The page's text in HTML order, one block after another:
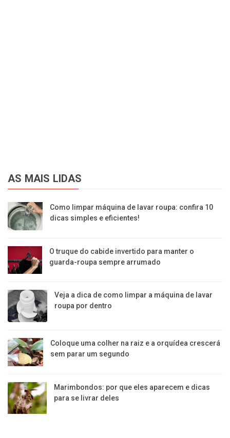
AS MAIS LIDAS
Como limpar máquina de lavar roupa: confira 10
dicas simples e eficientes!
O truque do cabide invertido para manter o
guarda-roupa sempre arrumado
Veja a dica de como limpar a máquina de lavar
roupa por dentro
Coloque uma colher na raiz e a orquídea crescerá
sem parar um segundo
Marimbondos: por que eles aparecem e dicas
para se livrar deles